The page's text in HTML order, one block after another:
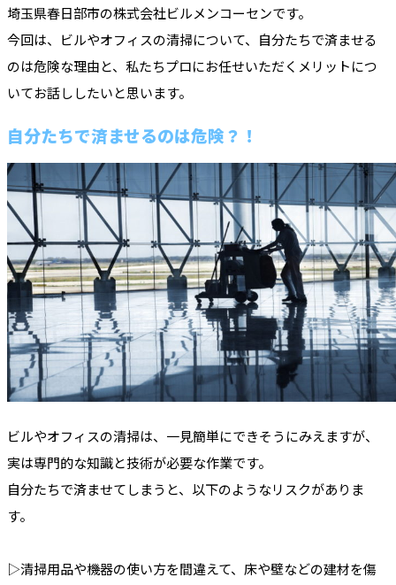
埼玉県春日部市の株式会社ビルメンコーセンです。
今回は、ビルやオフィスの清掃について、自分たちで済ませる
のは危険な理由と、私たちプロにお任せいただくメリットにつ
いてお話ししたいと思います。
自分たちで済ませるのは危険？！
ビルやオフィスの清掃は、一見簡単にできそうにみえますが、
実は専門的な知識と技術が必要な作業です。
自分たちで済ませてしまうと、以下のようなリスクがありま
す。
▷清掃用品や機器の使い方を間違えて、床や壁などの建材を傷